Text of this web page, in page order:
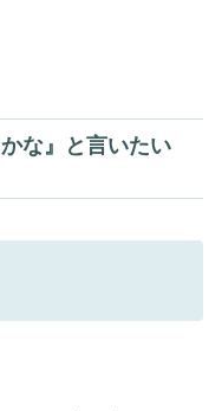
な』と言いたい